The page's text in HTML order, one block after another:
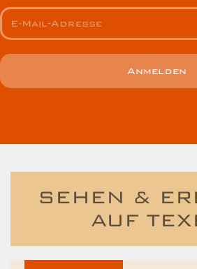
Anmelden
SEHEN &
AUF